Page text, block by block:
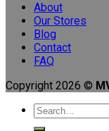
About
Our Stores
Blog
Contact
FAQ
Copyright 2026 ©
Search